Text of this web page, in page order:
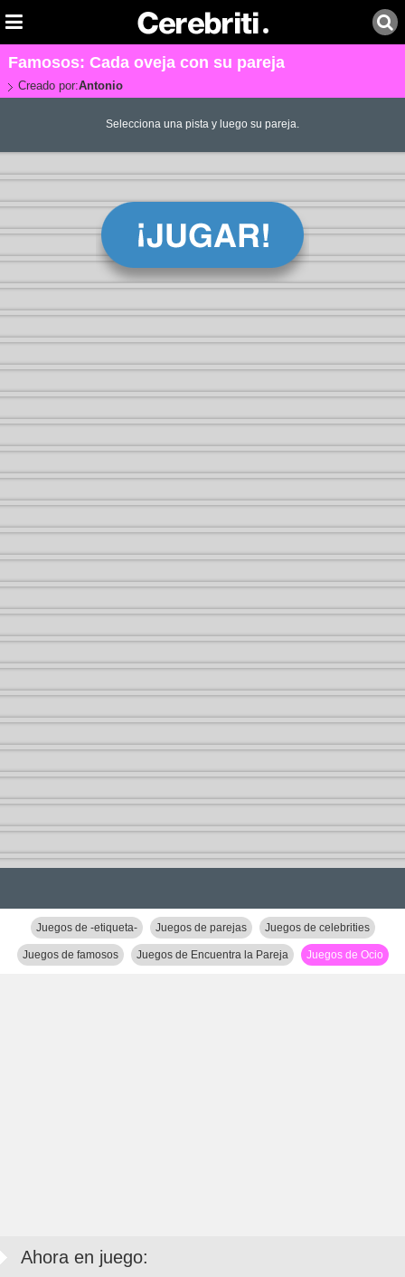
Famosos: Cada oveja con su pareja
Creado por:Antonio
Selecciona una pista y luego su pareja.
Juegos de -etiqueta- Juegos de parejas Juegos de celebrities
Juegos de famosos Juegos de Encuentra la Pareja Juegos de Ocio
Ahora en juego: